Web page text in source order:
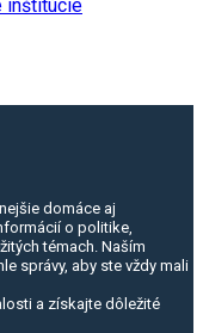
domáce aj
o politike,
témach. Naším
správy, aby ste vždy mali
a získajte dôležité